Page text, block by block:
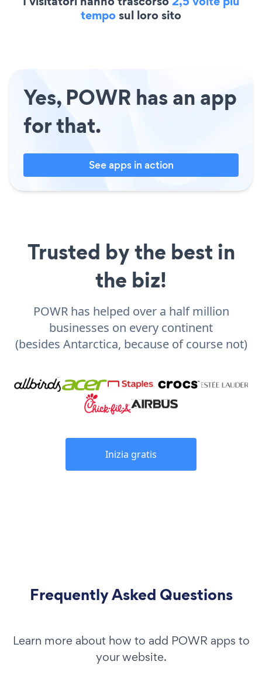
temposul loro sito
Yes, POWR has an app
for that.
See apps in action
Trusted by the best in
the biz!
POWR has helped over a half million
businesses on every continent
(besides Antarctica, because of course not)
Inizia gratis
Frequently Asked Questions
Learn more about how to add POWR apps to
your website.